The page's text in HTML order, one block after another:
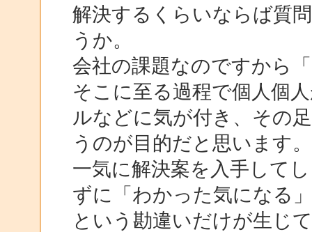
解決するくらいならば質
うか。
会社の課題なのですから
そこに至る過程で個人個
ルなどに気が付き、その
うのが目的だと思います
一気に解決案を入手して
ずに「わかった気になる
という勘違いだけが生じ